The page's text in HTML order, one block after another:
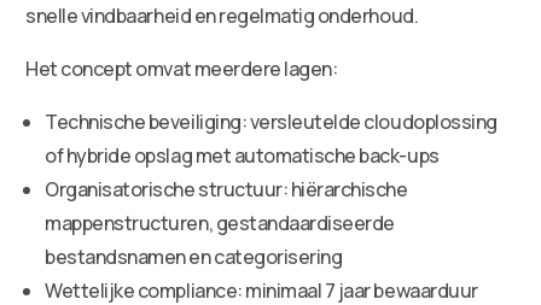
snelle vindbaarheid en regelmatig onderhoud.
Het concept omvat meerdere lagen:
Technische beveiliging: versleutelde cloudoplossing
of hybride opslag met automatische back-ups
Organisatorische structuur: hiërarchische
mappenstructuren, gestandaardiseerde
bestandsnamen en categorisering
Wettelijke compliance: minimaal 7 jaar bewaarduur